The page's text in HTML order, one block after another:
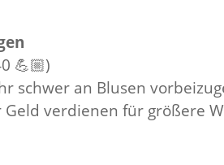
💪🏼)
schwer an Blusen
verdienen für größere